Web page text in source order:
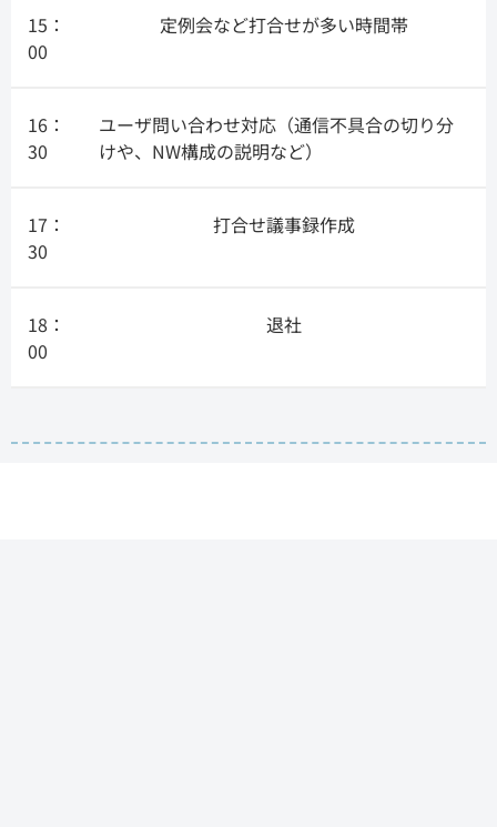
15：
00
定例会など打合せが多い時間帯
16：
30
ユーザ問い合わせ対応（通信不具合の切り分
けや、NW構成の説明など）
17：
30
打合せ議事録作成
18：
00
退社